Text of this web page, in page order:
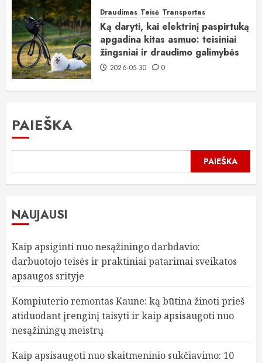
Draudimas Teisė Transportas
Ką daryti, kai elektrinį paspirtuką
apgadina kitas asmuo: teisiniai
žingsniai ir draudimo galimybės
2026-05-30 0
PAIEŠKA
PAIEŠKA
NAUJAUSI
Kaip apsiginti nuo nesąžiningo darbdavio:
darbuotojo teisės ir praktiniai patarimai sveikatos
apsaugos srityje
Kompiuterio remontas Kaune: ką būtina žinoti prieš
atiduodant įrenginį taisyti ir kaip apsisaugoti nuo
nesąžiningų meistrų
Kaip apsisaugoti nuo skaitmeninio sukčiavimo: 10